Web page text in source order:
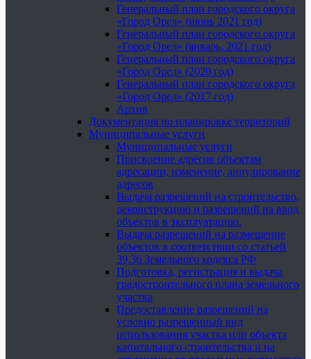
Генеральный план городского округа
«Город Орел» (июнь 2021 год)
Генеральный план городского округа
«Город Орел» (январь, 2021 год)
Генеральный план городского округа
«Город Орел» (2020 год)
Генеральный план городского округа
«Город Орел» (2017 год)
Архив
Документация по планировке территорий
Муниципальные услуги
Муниципальные услуги
Присвоение адресов объектам
адресации, изменение, аннулирование
адресов
Выдача разрешений на строительство,
реконструкцию и разрешений на ввод
объектов в эксплуатацию.
Выдача разрешений на размещение
объектов в соответствии со статьей
39.36 Земельного кодекса РФ
Подготовка, регистрация и выдача
градостроительного плана земельного
участка
Предоставление разрешений на
условно разрешенный вид
использования участка или объекта
капитального строительства и на